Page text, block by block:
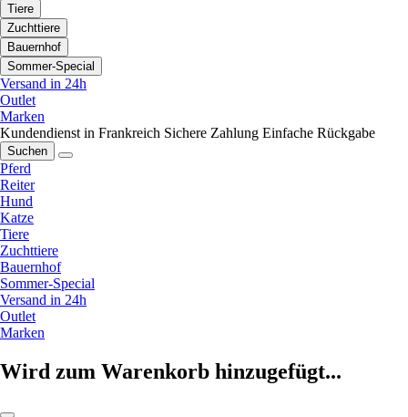
Tiere
Zuchttiere
Bauernhof
Sommer-Special
Versand in 24h
Outlet
Marken
Kundendienst in Frankreich Sichere Zahlung Einfache Rückgabe
Suchen
Pferd
Reiter
Hund
Katze
Tiere
Zuchttiere
Bauernhof
Sommer-Special
Versand in 24h
Outlet
Marken
Wird zum Warenkorb hinzugefügt...